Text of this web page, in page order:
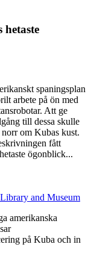
spaningsplan
arbete på ön med
Att ge
till dessa skulle
om Kubas kust.
fått
ögonblick...
and Museum
amerikanska
på Kuba och in